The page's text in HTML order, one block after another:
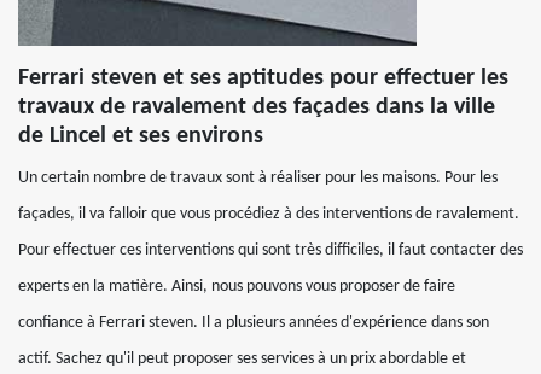
Ferrari steven et ses aptitudes pour effectuer les
travaux de ravalement des façades dans la ville
de Lincel et ses environs
Un certain nombre de travaux sont à réaliser pour les maisons. Pour les
façades, il va falloir que vous procédiez à des interventions de ravalement.
Pour effectuer ces interventions qui sont très difficiles, il faut contacter des
experts en la matière. Ainsi, nous pouvons vous proposer de faire
confiance à Ferrari steven. Il a plusieurs années d'expérience dans son
actif. Sachez qu'il peut proposer ses services à un prix abordable et